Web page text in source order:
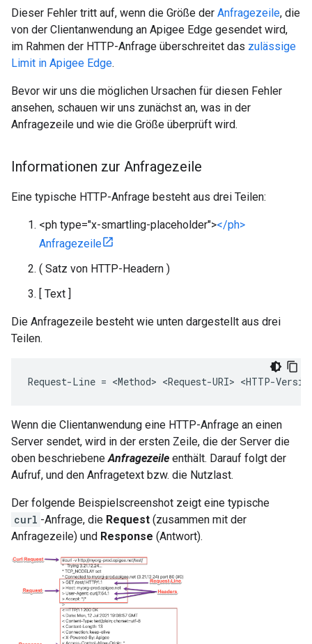
Dieser Fehler tritt auf, wenn die Größe der Anfragezeile, die
von der Clientanwendung an Apigee Edge gesendet wird,
im Rahmen der HTTP-Anfrage überschreitet das zulässige
Limit in Apigee Edge.
Bevor wir uns die möglichen Ursachen für diesen Fehler
ansehen, schauen wir uns zunächst an, was in der
Anfragezeile und wie die Größe überprüft wird.
Informationen zur Anfragezeile
Eine typische HTTP-Anfrage besteht aus drei Teilen:
<ph type="x-smartling-placeholder"></ph>
Anfragezeile
( Satz von HTTP-Headern )
[ Text ]
Die Anfragezeile besteht wie unten dargestellt aus drei
Teilen.
Request-Line = <Method> <Request-URI> <HTTP-
Wenn die Clientanwendung eine HTTP-Anfrage an einen
Server sendet, wird in der ersten Zeile, die der Server die
oben beschriebeneAnfragezeile enthält. Darauf folgt der
Aufruf, und den Anfragetext bzw. die Nutzlast.
Der folgende Beispielscreenshot zeigt eine typische
curl -Anfrage, die Request (zusammen mit der
Anfragezeile) und Response (Antwort).